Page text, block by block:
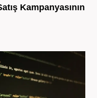
Kampanyasının